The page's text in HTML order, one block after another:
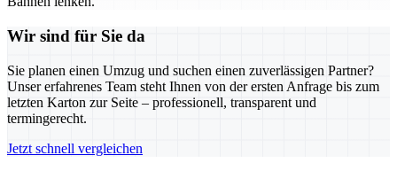
Wir sind für Sie da
Sie planen einen Umzug und suchen einen zuverlässigen Partner?
Unser erfahrenes Team steht Ihnen von der ersten Anfrage bis zum
letzten Karton zur Seite – professionell, transparent und
termingerecht.
Jetzt schnell vergleichen